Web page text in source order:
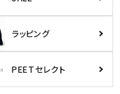
ラッピング
PEETセレクト